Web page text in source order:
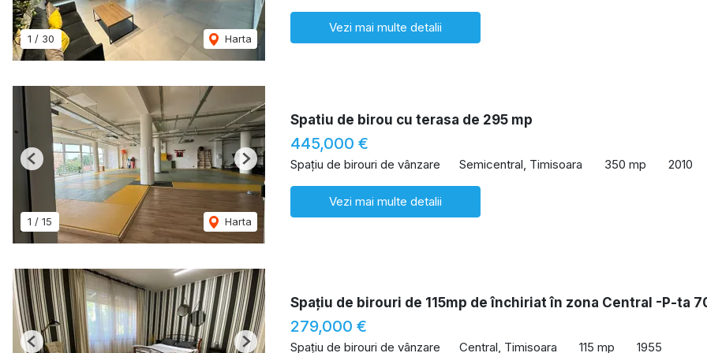
1 / 30 Harta
Vezi mai multe detalii
1 / 15 Harta
Previous Next
Spatiu de birou cu terasa de 295 mp
445,000 €
Spațiu de birouri de vânzare Semicentral, Timisoara 350 mp 2010
Vezi mai multe detalii
Previous Next
Spațiu de birouri de 115mp de închiriat în zona Central -P-ta
279,000 €
Spațiu de birouri de vânzare Central, Timisoara 115 mp 1955